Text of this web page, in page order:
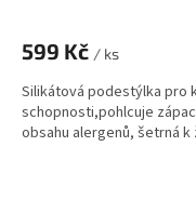
599 Kč / ks
Silikátová podestýlka pro
schopnosti,pohlcuje
obsahu alergenů, šetrná